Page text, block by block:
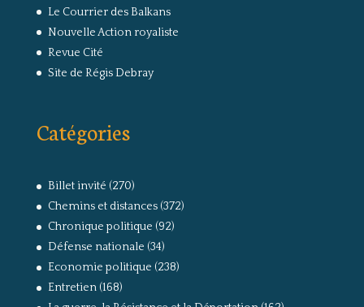
Le Courrier des Balkans
Nouvelle Action royaliste
Revue Cité
Site de Régis Debray
Catégories
Billet invité (270)
Chemins et distances(372)
Chronique politique (92)
Défense nationale (34)
Economie politique (238)
Entretien(168)